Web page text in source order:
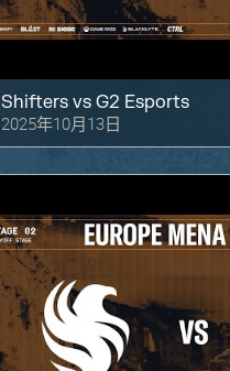
Shifters vsG2 Esports
2025年10月13日